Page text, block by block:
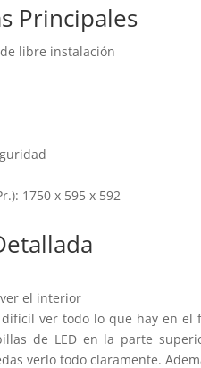
Principales
libre instalación
1750 x 595 x 592
el interior
ver todo lo que hay en
de LED en la parte
verlo todo claramente.